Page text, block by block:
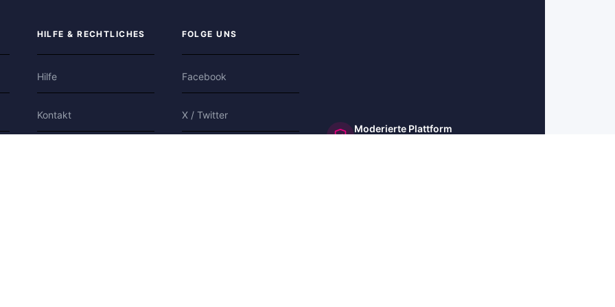
HILFE & RECHTLICHES
Hilfe
Kontakt
FOLGE UNS
Facebook
X / Twitter
Moderierte Plattform